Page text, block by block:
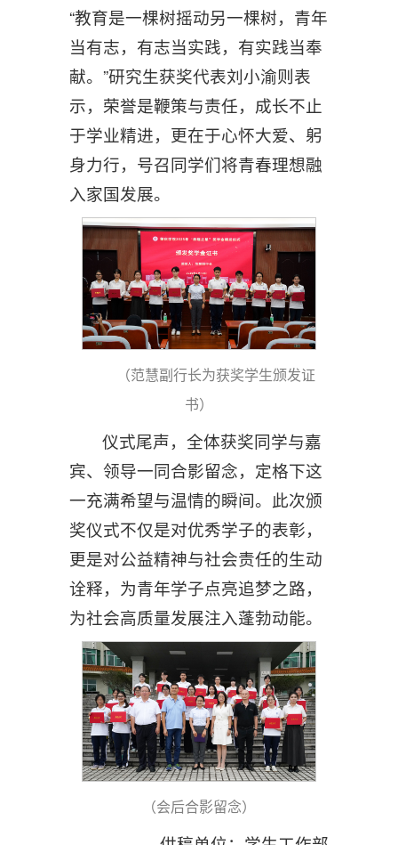
“教育是一棵树摇动另一棵树，青年
当有志，有志当实践，有实践当奉
献。”研究生获奖代表刘小渝则表
示，荣誉是鞭策与责任，成长不止
于学业精进，更在于心怀大爱、躬
身力行，号召同学们将青春理想融
入家国发展。
（范慧副行长为获奖学生颁发证
书）
仪式尾声，全体获奖同学与嘉
宾、领导一同合影留念，定格下这
一充满希望与温情的瞬间。此次颁
奖仪式不仅是对优秀学子的表彰，
更是对公益精神与社会责任的生动
诠释，为青年学子点亮追梦之路，
为社会高质量发展注入蓬勃动能。
（会后合影留念）